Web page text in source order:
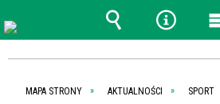
MAPA STRONY AKTUALNOŚCI SPORT